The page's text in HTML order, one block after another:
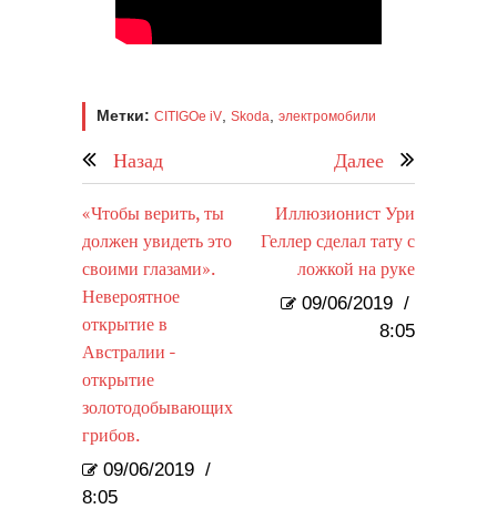
Метки: CITIGOe iV Skoda электромобили
Назад Далее
«Чтобы верить, ты
должен увидеть это
своими глазами».
Невероятное
открытие в
Австралии -
открытие
золотодобывающих
грибов.
09/06/2019 /
8:05
Иллюзионист Ури
Геллер сделал тату с
ложкой на руке
09/06/2019 /
8:05